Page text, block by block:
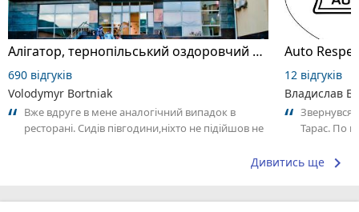
Алігатор, тернопільський оздоровчий комплекс
690 відгуків
Volodymyr Bortniak
Вже вдруге в мене аналогічний випадок в
ресторані. Сидів півгодини,ніхто не підійшов не
Auto
12 відгуків
Владислав
Звернувся
Тарас. По
Дивитись ще keyboard_arrow_right